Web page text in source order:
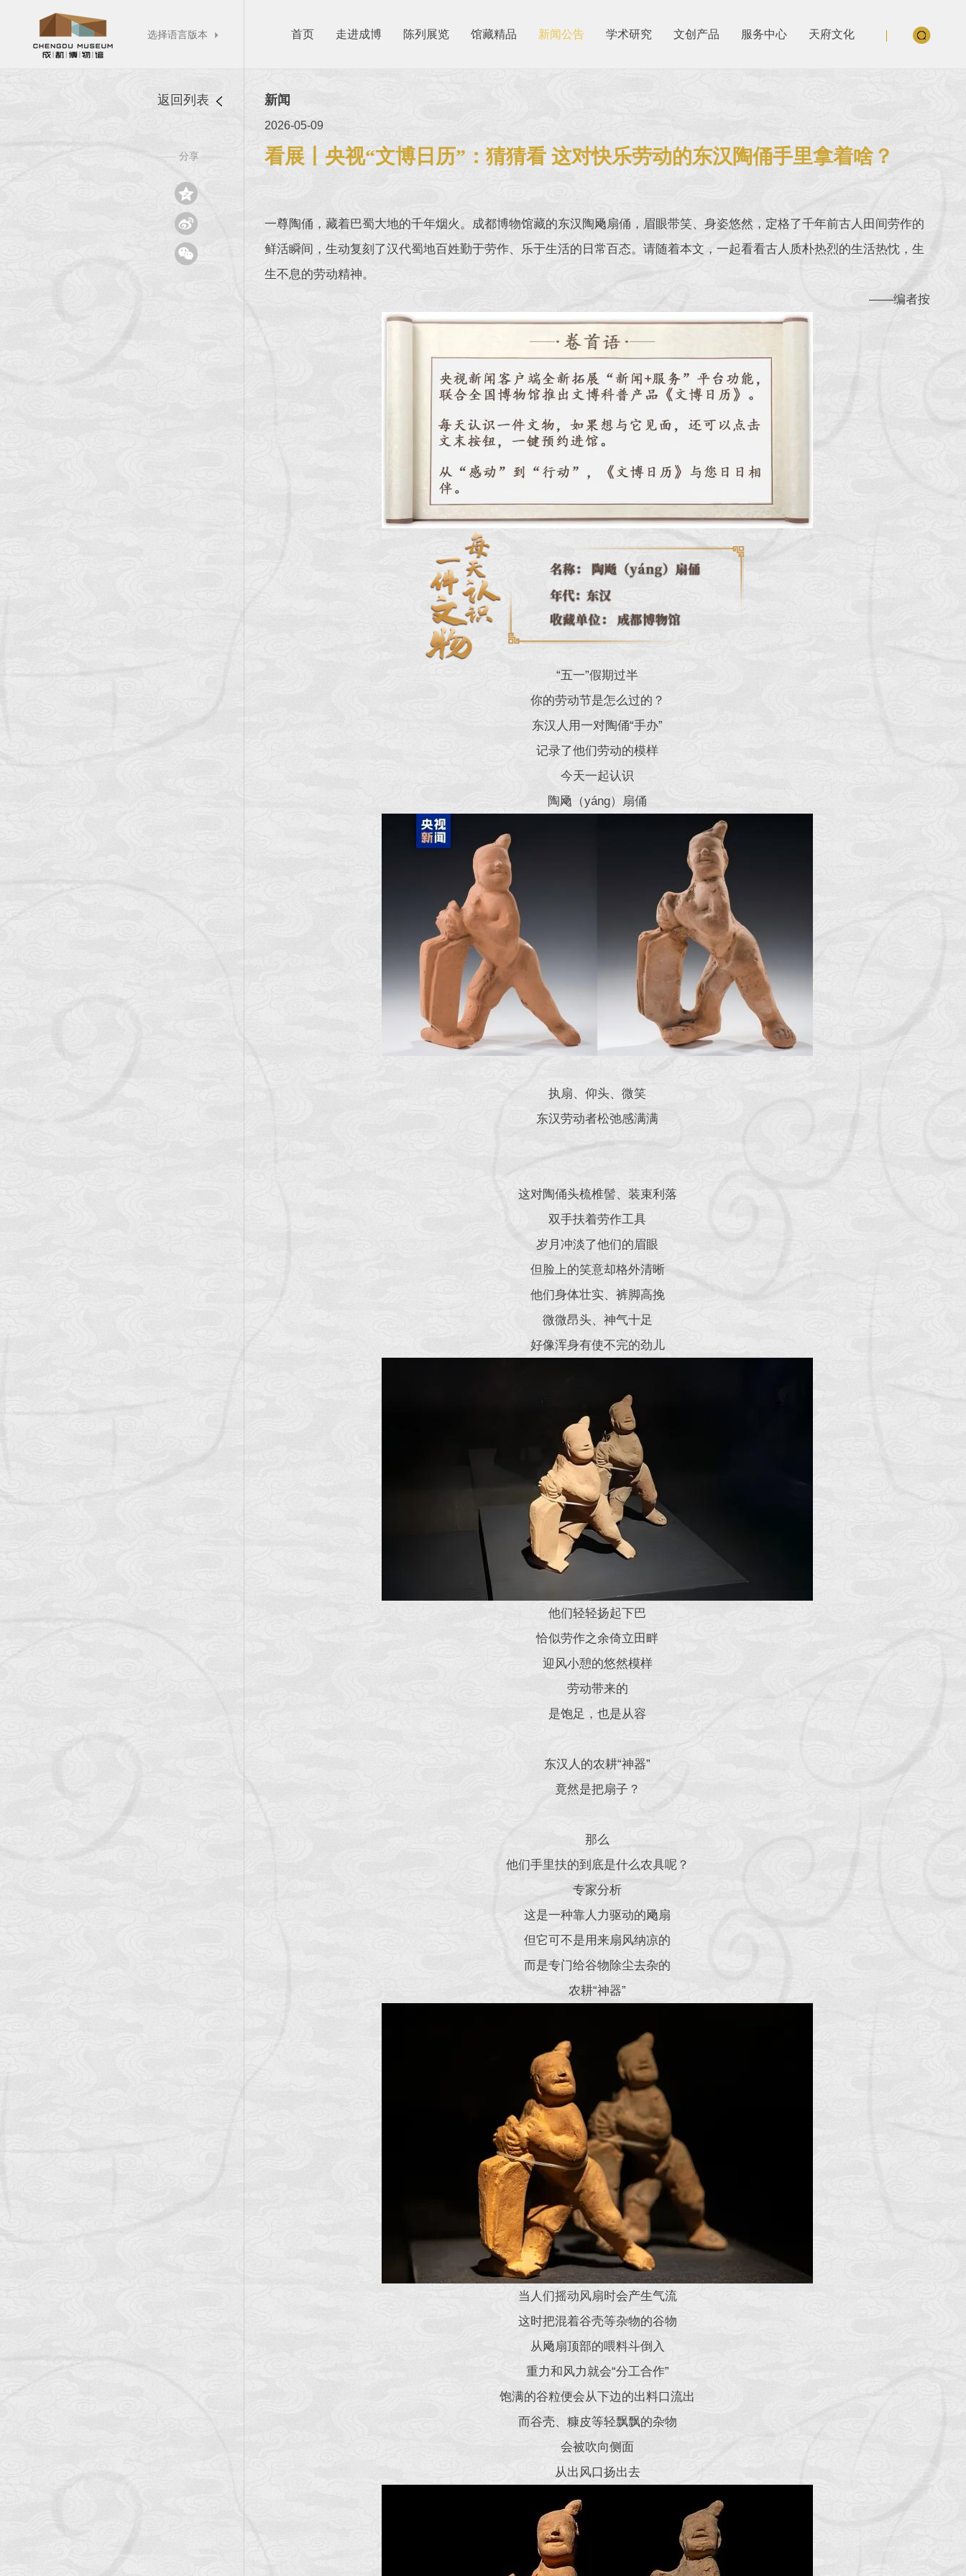
选择语言版本  首页 走进成博 陈列展览 馆藏精品 新闻公告 学术研究 文创产品 服务中心 天府文化
返回列表
—— 分享 ——



新闻
2026-05-09
看展丨央视“文博日历”：猜猜看 这对快乐劳动的东汉陶俑手里拿着啥？
一尊陶俑，藏着巴蜀大地的千年烟火。成都博物馆藏的东汉陶飏扇俑，眉眼带笑、身姿悠然，定格了千年前古人田间劳作的
鲜活瞬间，生动复刻了汉代蜀地百姓勤于劳作、乐于生活的日常百态。请随着本文，一起看看古人质朴热烈的生活热忱，生
生不息的劳动精神。
——编者按
“五一”假期过半
你的劳动节是怎么过的？
东汉人用一对陶俑“手办”
记录了他们劳动的模样
今天一起认识
陶飏（yáng）扇俑
执扇、仰头、微笑
东汉劳动者松弛感满满
这对陶俑头梳椎髻、装束利落
双手扶着劳作工具
岁月冲淡了他们的眉眼
但脸上的笑意却格外清晰
他们身体壮实、裤脚高挽
微微昂头、神气十足
好像浑身有使不完的劲儿
他们轻轻扬起下巴
恰似劳作之余倚立田畔
迎风小憩的悠然模样
劳动带来的
是饱足，也是从容
东汉人的农耕“神器”
竟然是把扇子？
那么
他们手里扶的到底是什么农具呢？
专家分析
这是一种靠人力驱动的飏扇
但它可不是用来扇风纳凉的
而是专门给谷物除尘去杂的
农耕“神器”
当人们摇动风扇时会产生气流
这时把混着谷壳等杂物的谷物
从飏扇顶部的喂料斗倒入
重力和风力就会“分工合作”
饱满的谷粒便会从下边的出料口流出
而谷壳、糠皮等轻飘飘的杂物
会被吹向侧面
从出风口扬出去